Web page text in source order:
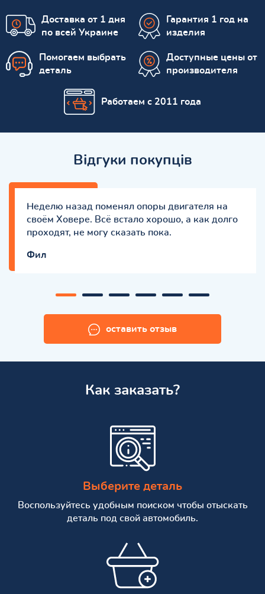
Доставка от 1 дня
по всей Украине
Гарантия 1 год на
изделия
Помогаем выбрать
деталь
Доступные цены от
производителя
Работаем с 2011 года
Відгуки покупців
Неделю назад поменял опоры двигателя на
своём Ховере. Всё встало хорошо, а как долго
проходят, не могу сказать пока.
Фил
оставить отзыв
Как заказать?
Выберите деталь
Воспользуйтесь удобным поиском чтобы отыскать
деталь под свой автомобиль.